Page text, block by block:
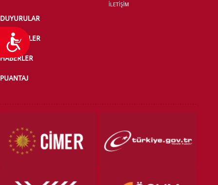
Ulaşılabilirlik
İLETİŞİM
DUYURULAR
ETKİNLİKLER
HABERLER
PUANTAJ